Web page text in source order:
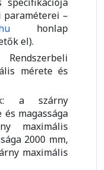
paraméterei –
honlap
el).
mérete és
a szárny
magassága
maximális
2000 mm,
maximális